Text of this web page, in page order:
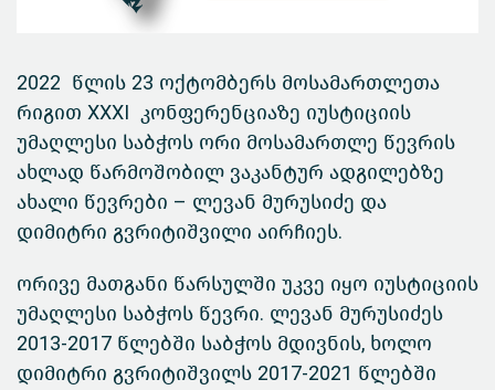
2022 წლის 23 ოქტომბერს მოსამართლეთა
რიგით XXXI კონფერენციაზე იუსტიციის
უმაღლესი საბჭოს ორი მოსამართლე წევრის
ახლად წარმოშობილ ვაკანტურ ადგილებზე
ახალი წევრები – ლევან მურუსიძე და
დიმიტრი გვრიტიშვილი აირჩიეს.
ორივე მათგანი წარსულში უკვე იყო იუსტიციის
უმაღლესი საბჭოს წევრი. ლევან მურუსიძეს
2013-2017 წლებში საბჭოს მდივნის, ხოლო
დიმიტრი გვრიტიშვილს 2017-2021 წლებში